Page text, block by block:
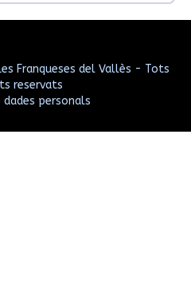
Franqueses del Vallès - Tots
reservats
dades personals